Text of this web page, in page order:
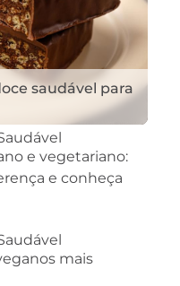
saudável para
e vegetariano:
e conheça
mais